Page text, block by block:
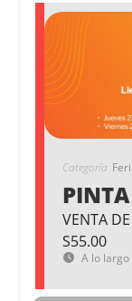
Categoría
VENTA
S55.00
A lo largo